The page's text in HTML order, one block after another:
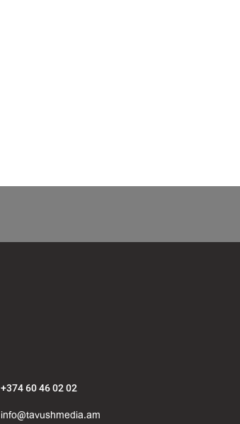
+374 60 46 02 02
info@tavushmedia.am